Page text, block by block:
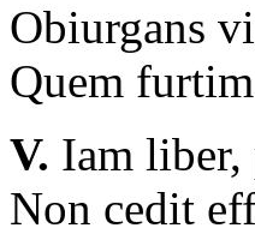
Obiurgans
Quem
V. Iam liber,
Non cedit